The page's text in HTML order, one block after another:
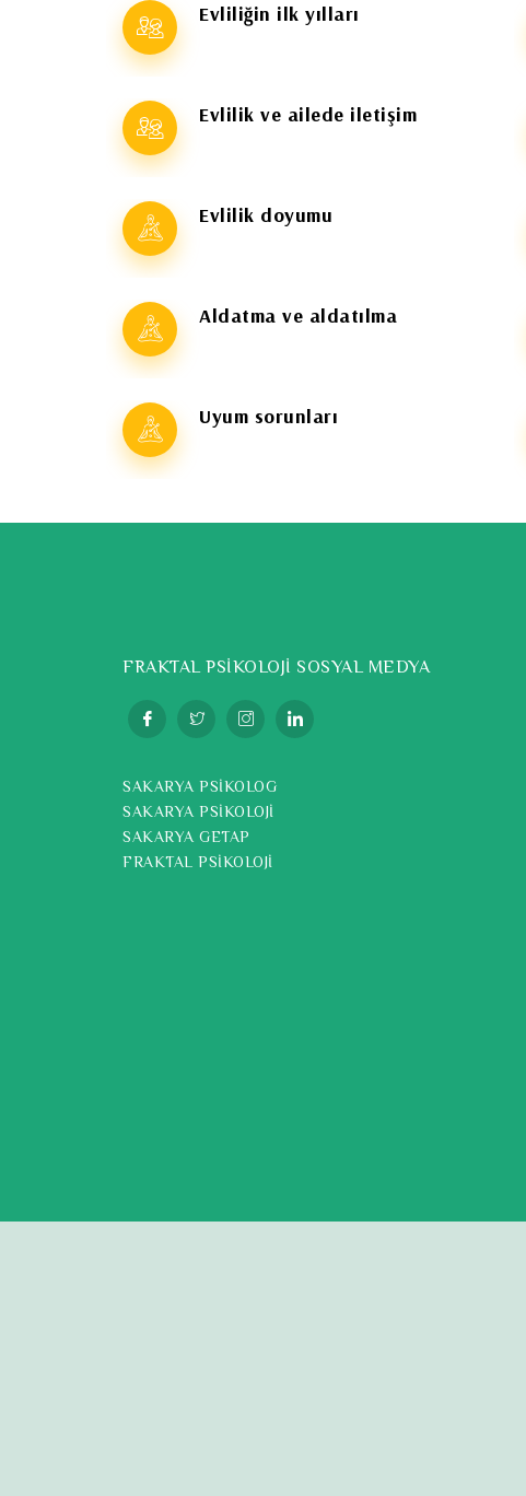
Evliliğin ilk yılları
Evlilik ve ailede iletişim
Evlilik doyumu
Aldatma ve aldatılma
Uyum sorunları
FRAKTAL PSİKOLOJİ SOSYAL MEDYA
SAKARYA PSİKOLOG
SAKARYA PSİKOLOJİ
SAKARYA GETAP
FRAKTAL PSİKOLOJİ